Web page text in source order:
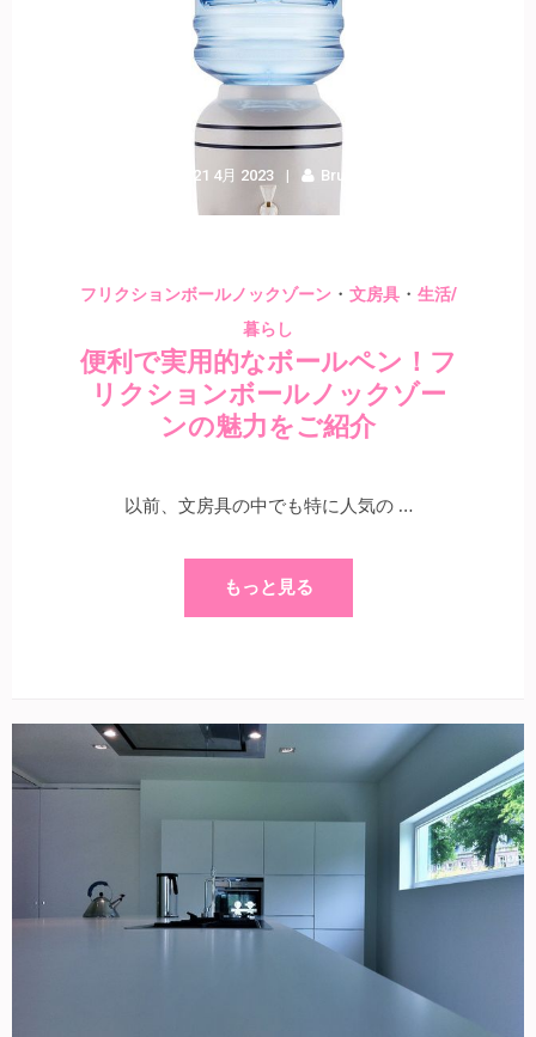
21 4月 2023 Bruno
フリクションボールノックゾーン ・ 文房具・ 生活/
暮らし
便利で実用的なボールペン！フ
リクションボールノックゾー
ンの魅力をご紹介
以前、文房具の中でも特に人気の …
もっと見る